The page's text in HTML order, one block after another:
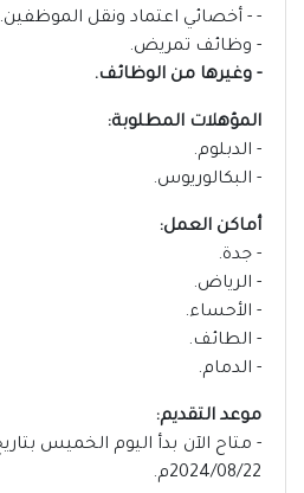
- - أخصائي اعتماد ونقل الموظفين.
- وظائف تمريض.
- وغيرها من الوظائف.
المؤهلات المطلوبة:
- الدبلوم.
- البكالوريوس.
أماكن العمل:
- جدة.
- الرياض.
- الأحساء.
- الطائف.
- الدمام.
موعد التقديم:
2024/08/22م.